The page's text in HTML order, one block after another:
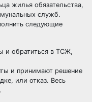
жилья обязательства,
служб.
следующие
и обратиться в ТСЖ,
и принимают решение
или отказ. Весь